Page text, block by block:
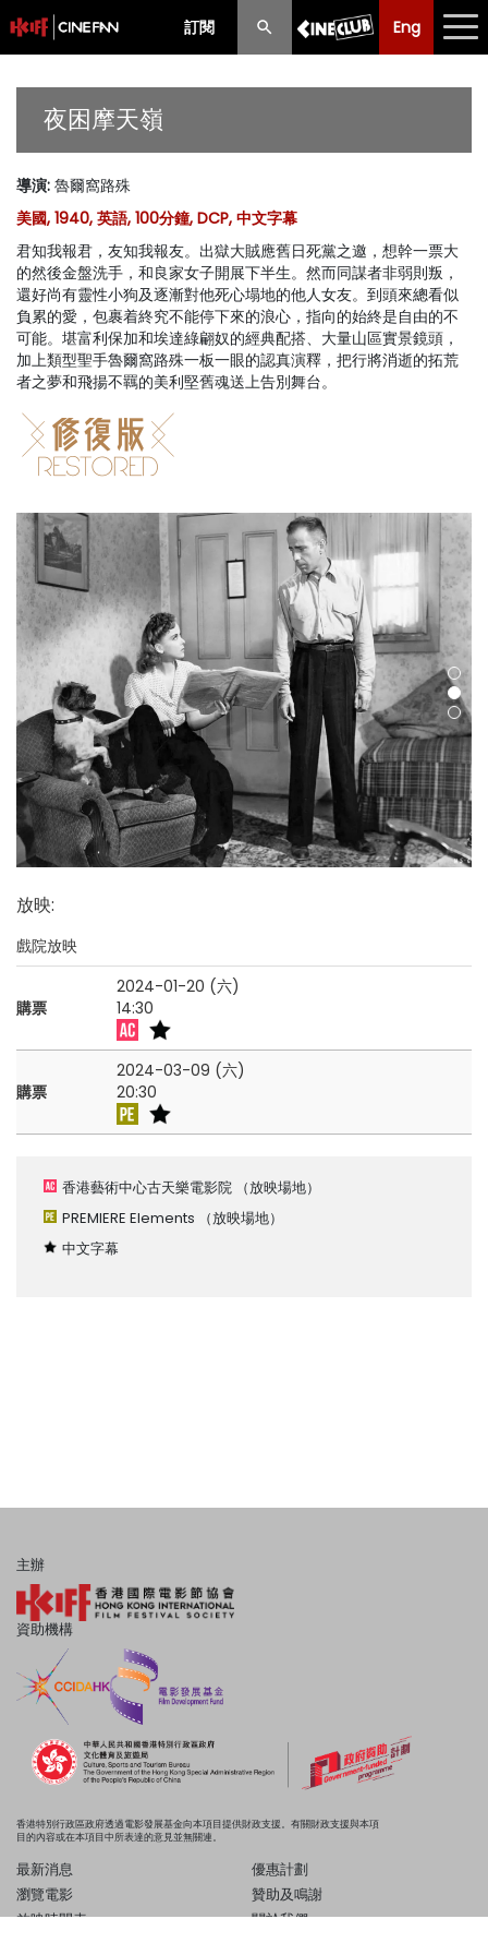
訂閱 Eng
Eng 中文
節目
購票須知
優惠計劃
前期節目
夜困摩天嶺
導演: 魯爾窩路殊
美國, 1940, 英語, 100分鐘, DCP, 中文字幕
君知我報君，友知我報友。出獄大賊應舊日死黨之邀，想幹一票大
的然後金盤洗手，和良家女子開展下半生。然而同謀者非弱則叛，
還好尚有靈性小狗及逐漸對他死心塌地的他人女友。到頭來總看似
負累的愛，包裹着終究不能停下來的浪心，指向的始終是自由的不
可能。堪富利保加和埃達綠翩奴的經典配搭、大量山區實景鏡頭，
加上類型聖手魯爾窩路殊一板一眼的認真演釋，把行將消逝的拓荒
者之夢和飛揚不羈的美利堅舊魂送上告別舞台。
放映:
戲院放映
購票
2024-01-20 (六)
14:30
購票
2024-03-09 (六)
20:30
香港藝術中心古天樂電影院 （放映場地）
PREMIERE Elements （放映場地）
中文字幕
主辦
資助機構
香港特別行政區政府透過電影發展基金向本項目提供財政支援。有關財政支援與本項
目的內容或在本項目中所表達的意見並無關連。
最新消息
瀏覽電影
放映時間表
優惠計劃
贊助及鳴謝
關於我們